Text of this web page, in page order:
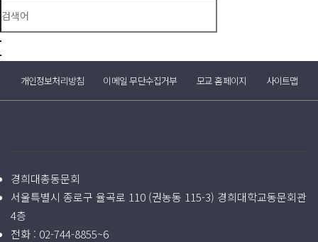
개인정보처리방침 이메일 무단수집거부 모교 홈페이지 사이트맵
경희대총동문회
서울특별시 종로구 율곡로 110 (권농동 115-3) 경희대학교동문회관
4층
전화 : 02-744-8855~6